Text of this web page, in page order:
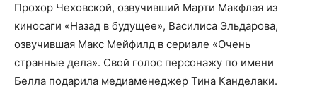
Прохор Чеховской, озвучивший Марти Макфлая из
киносаги «Назад в будущее», Василиса Эльдарова,
озвучившая Макс Мейфилд в сериале «Очень
странные дела». Свой голос персонажу по имени
Белла подарила медиаменеджер Тина Канделаки.